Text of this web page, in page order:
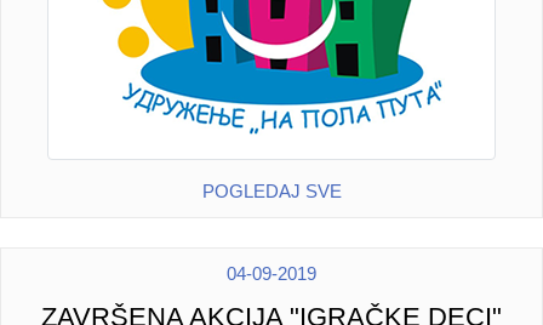
POGLEDAJ SVE
04-09-2019
ZAVRŠENA AKCIJA "IGRAČKE DECI"